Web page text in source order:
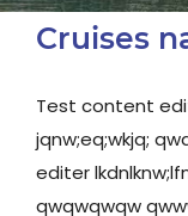
Cruises
Test content
jqnw;eq;wkjq;
editer
qwqwqwqw